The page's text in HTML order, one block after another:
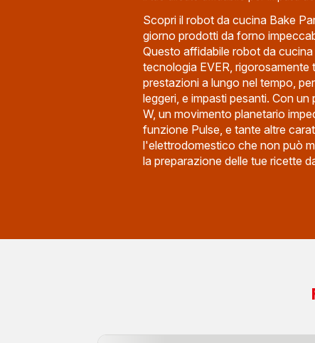
Scopri il robot da cucina Bake
giorno prodotti da forno
Questo affidabile robot da
tecnologia EVER, rigorosamente
prestazioni a lungo nel tempo,
leggeri, e impasti pesanti. Con
W, un movimento planetario
funzione Pulse, e tante altre
l'elettrodomestico che non può
la preparazione delle tue ricette